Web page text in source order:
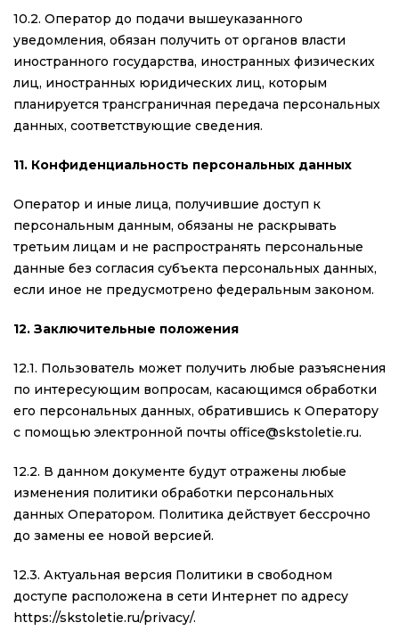
10.2. Оператор до подачи вышеуказанного
уведомления, обязан получить от органов власти
иностранного государства, иностранных физических
лиц, иностранных юридических лиц, которым
планируется трансграничная передача персональных
данных, соответствующие сведения.
11. Конфиденциальность персональных данных
Оператор и иные лица, получившие доступ к
персональным данным, обязаны не раскрывать
третьим лицам и не распространять персональные
данные без согласия субъекта персональных данных,
если иное не предусмотрено федеральным законом.
12. Заключительные положения
12.1. Пользователь может получить любые разъяснения
по интересующим вопросам, касающимся обработки
его персональных данных, обратившись к Оператору
с помощью электронной почты office@skstoletie.ru.
12.2. В данном документе будут отражены любые
изменения политики обработки персональных
данных Оператором. Политика действует бессрочно
до замены ее новой версией.
12.3. Актуальная версия Политики в свободном
доступе расположена в сети Интернет по адресу
https://skstoletie.ru/privacy/.